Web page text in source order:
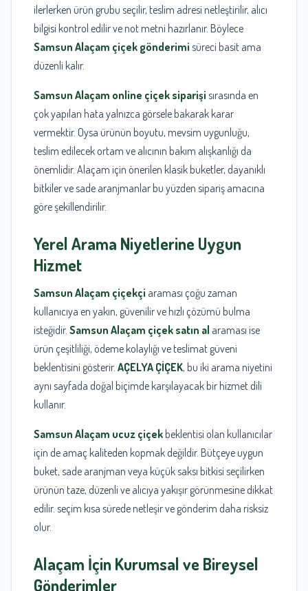
ilerlerken ürün grubu seçilir, teslim adresi netleştirilir, alıcı
bilgisi kontrol edilir ve not metni hazırlanır. Böylece
Samsun Alaçam çiçek gönderimi süreci basit ama
düzenli kalır.
Samsun Alaçam online çiçek siparişi sırasında en
çok yapılan hata yalnızca görsele bakarak karar
vermektir. Oysa ürünün boyutu, mevsim uygunluğu,
teslim edilecek ortam ve alıcının bakım alışkanlığı da
önemlidir. Alaçam için önerilen klasik buketler, dayanıklı
bitkiler ve sade aranjmanlar bu yüzden sipariş amacına
göre şekillendirilir.
Yerel Arama Niyetlerine Uygun
Hizmet
Samsun Alaçam çiçekçi araması çoğu zaman
kullanıcıya en yakın, güvenilir ve hızlı çözümü bulma
isteğidir. Samsun Alaçam çiçek satın al araması ise
ürün çeşitliliği, ödeme kolaylığı ve teslimat güveni
beklentisini gösterir. AÇELYA ÇİÇEK, bu iki arama niyetini
aynı sayfada doğal biçimde karşılayacak bir hizmet dili
kullanır.
Samsun Alaçam ucuz çiçek beklentisi olan kullanıcılar
için de amaç kaliteden kopmak değildir. Bütçeye uygun
buket, sade aranjman veya küçük saksı bitkisi seçilirken
ürünün taze, düzenli ve alıcıya yakışır görünmesine dikkat
edilir. seçim kısa sürede netleşir ve gönderim daha risksiz
olur.
Alaçam İçin Kurumsal ve Bireysel
Gönderimler